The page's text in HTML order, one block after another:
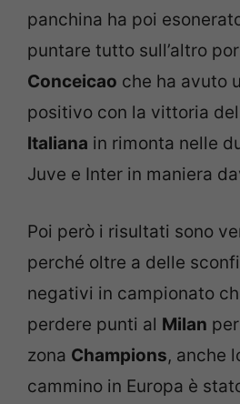
panchina ha poi
puntare tutto sull’altro
Conceicao che ha avuto
positivo con la vittoria
Italiana in rimonta nelle
Juve e Inter in maniera
Poi però i risultati sono
perché oltre a delle
negativi in campionato
perdere punti al Milan
zona Champions, anche
cammino in Europa è